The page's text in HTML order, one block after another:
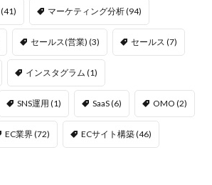
(41) マーケティング分析(94)
セールス(営業) (3) セールス (7)
インスタグラム (1)
SNS運用 (1) SaaS(6) OMO (2)
EC業界(72) ECサイト構築(46)